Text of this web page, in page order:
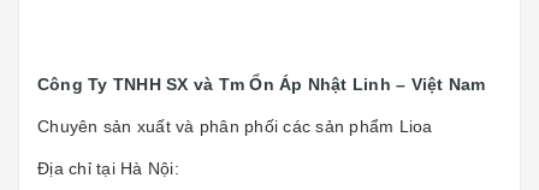
Công Ty TNHH SX và Tm Ổn Áp Nhật Linh – Việt Nam
Chuyên sản xuất và phân phối các sản phẩm Lioa
Địa chỉ tại Hà Nội: